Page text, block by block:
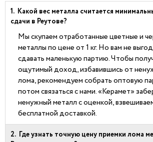
Какой вес металла считается
сдачи в Реутове?
Мы скупаем отработанные цветные и
металлы по цене от 1 кг. Но вам не
сдавать маленькую партию. Чтобы
ощутимый доход, избавившись от
лома, рекомендуем собрать оптовую
потом связаться с нами. «Керамет»
ненужный металл с оценкой,
бесплатной доставкой.
Где узнать точную цену приемки лома